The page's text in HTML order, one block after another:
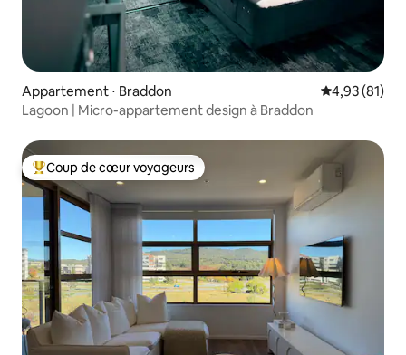
Appartement ⋅ Braddon Évaluation
4,93 (81)
Lagoon | Micro-appartement design à Braddon
Coups de cœur voyageurs les plus appréciés
Coup de cœur voyageurs